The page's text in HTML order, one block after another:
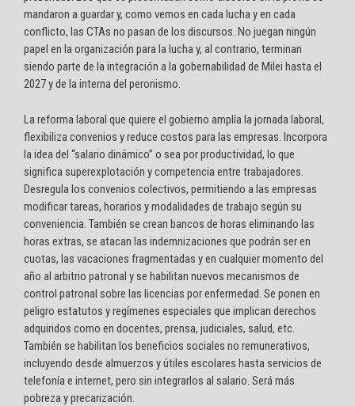
mandaron a guardar y, como vemos en cada lucha y en cada
conflicto, las CTAs no pasan de los discursos. No juegan ningún
papel en la organización para la lucha y, al contrario, terminan
siendo parte de la integración a la gobernabilidad de Milei hasta el
2027 y de la interna del peronismo.
La reforma laboral que quiere el gobierno amplía la jornada laboral,
flexibiliza convenios y reduce costos para las empresas. Incorpora
la idea del “salario dinámico” o sea por productividad, lo que
significa superexplotación y competencia entre trabajadores.
Desregula los convenios colectivos, permitiendo a las empresas
modificar tareas, horarios y modalidades de trabajo según su
conveniencia. También se crean bancos de horas eliminando las
horas extras, se atacan las indemnizaciones que podrán ser en
cuotas, las vacaciones fragmentadas y en cualquier momento del
año al arbitrio patronal y se habilitan nuevos mecanismos de
control patronal sobre las licencias por enfermedad. Se ponen en
peligro estatutos y regímenes especiales que implican derechos
adquiridos como en docentes, prensa, judiciales, salud, etc.
También se habilitan los beneficios sociales no remunerativos,
incluyendo desde almuerzos y útiles escolares hasta servicios de
telefonía e internet, pero sin integrarlos al salario. Será más
pobreza y precarización.